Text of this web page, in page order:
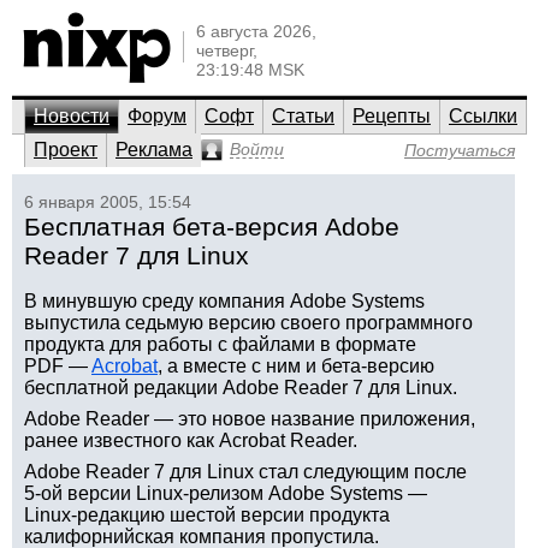
6 августа 2026,
четверг,
23:19:48 MSK
Новости Форум Софт Статьи Рецепты
Ссылки
Проект
Реклама Войти Постучаться
6 января 2005, 15:54
Бесплатная бета-версия Adobe
Reader 7 для Linux
В минувшую среду компания Adobe Systems
выпустила седьмую версию своего программного
продукта для работы с файлами в формате
PDF —Acrobat, а вместе с ним и бета-версию
бесплатной редакции Adobe Reader 7 для Linux.
Adobe Reader — это новое название приложения,
ранее известного как Acrobat Reader.
Adobe Reader 7 для Linux стал следующим после
5-ой версии Linux-релизом Adobe Systems —
Linux-редакцию шестой версии продукта
калифорнийская компания пропустила.